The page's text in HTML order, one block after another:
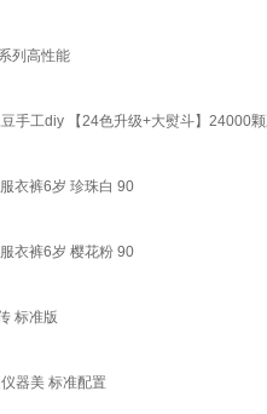
列高性能
手工diy 【24色升级+大熨斗】24000
衣裤6岁 珍珠白 90
衣裤6岁 樱花粉 90
标准版
器美 标准配置